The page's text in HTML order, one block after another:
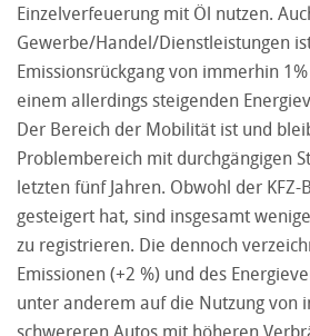
Einzelverfeuerung mit Öl nutzen.
Gewerbe/Handel/Dienstleistungen
Emissionsrückgang von immerhin
einem allerdings steigenden
Der Bereich der Mobilität ist und
Problembereich mit durchgängigen
letzten fünf Jahren. Obwohl der KFZ-
gesteigert hat, sind insgesamt
zu registrieren. Die dennoch
Emissionen (+2 %) und des
unter anderem auf die Nutzung von